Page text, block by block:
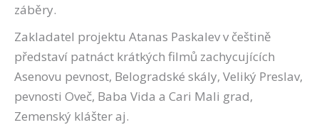
záběry.
Zakladatel projektu Atanas Paskalev v češtině
představí patnáct krátkých filmů zachycujících
Asenovu pevnost, Belogradské skály, Veliký Preslav,
pevnosti Oveč, Baba Vida a Cari Mali grad,
Zemenský klášter aj.